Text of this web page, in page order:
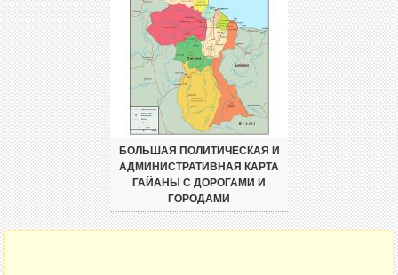
БОЛЬШАЯ ПОЛИТИЧЕСКАЯ И
АДМИНИСТРАТИВНАЯ КАРТА
ГАЙАНЫ С ДОРОГАМИ И
ГОРОДАМИ